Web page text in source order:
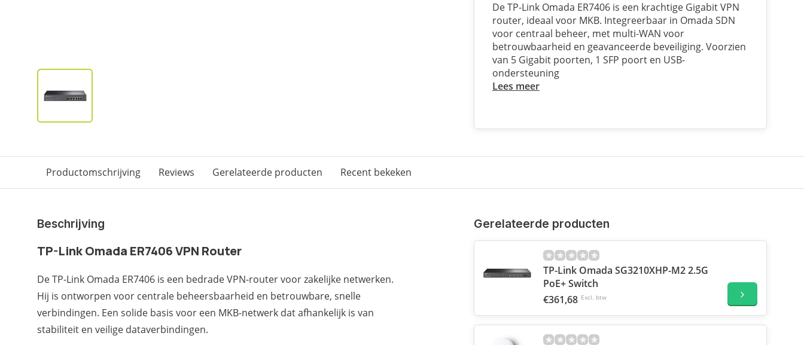
De TP-Link Omada ER7406 is een krachtige Gigabit VPN
router, ideaal voor MKB. Integreerbaar in Omada SDN
voor centraal beheer, met multi-WAN voor
betrouwbaarheid en geavanceerde beveiliging. Voorzien
van 5 Gigabit poorten, 1 SFP poort en USB-
ondersteuning
Lees meer
Productomschrijving Reviews Gerelateerde producten Recent bekeken
Beschrijving
TP-Link Omada ER7406 VPN Router
De TP-Link Omada ER7406 is een bedrade VPN-router voor zakelijke netwerken.
Hij is ontworpen voor centrale beheersbaarheid en betrouwbare, snelle
verbindingen. Een solide basis voor een MKB-netwerk dat afhankelijk is van
stabiliteit en veilige dataverbindingen.
Gerelateerde producten
TP-Link Omada SG3210XHP-M2 2.5G
PoE+ Switch
€361,68 Excl. btw